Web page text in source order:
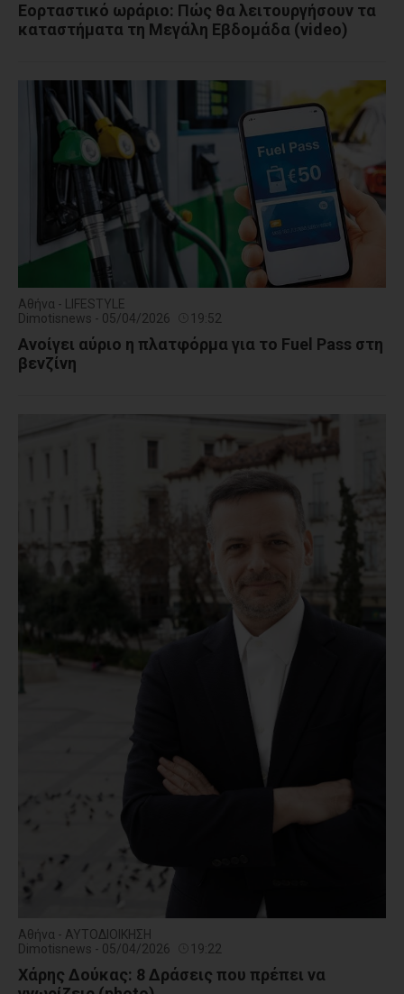
Εορταστικό ωράριο: Πώς θα λειτουργήσουν τα
καταστήματα τη Μεγάλη Εβδομάδα (video)
Αθήνα - LIFESTYLE
Dimotisnews - 05/04/2026
19:52
Ανοίγει αύριο η πλατφόρμα για το Fuel Pass στη
βενζίνη
Αθήνα - ΑΥΤΟΔΙΟΙΚΗΣΗ
Dimotisnews - 05/04/2026
19:22
Χάρης Δούκας: 8 Δράσεις που πρέπει να